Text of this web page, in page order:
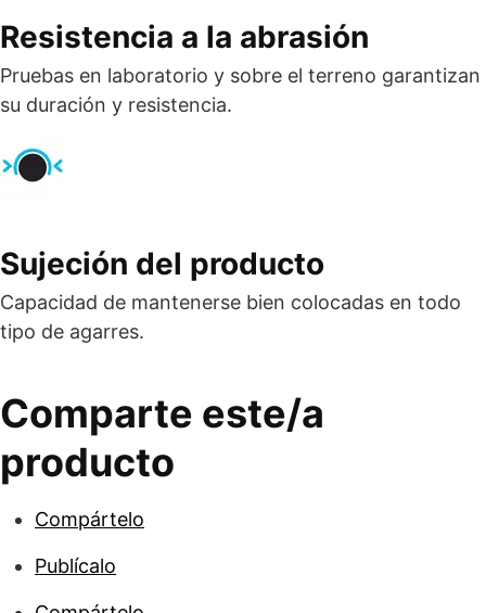
Resistencia a la abrasión
Pruebas en laboratorio y sobre el terreno garantizan
su duración y resistencia.
Sujeción del producto
Capacidad de mantenerse bien colocadas en todo
tipo de agarres.
Comparte este/a
producto
Compártelo
Publícalo